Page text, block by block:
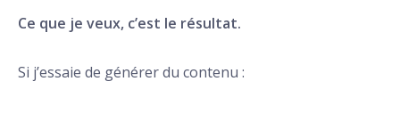
Ce que je veux, c’est le résultat.
Si j’essaie de générer du contenu :